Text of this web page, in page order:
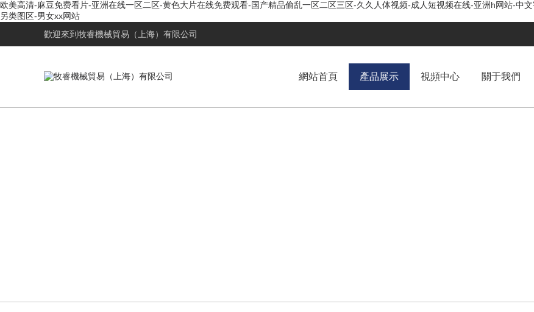
欧美高清-麻豆免费看片-亚洲在线一区二区-黄色大片在线免费观看-国产精品偷乱一区二区三区-久久人体视频-成人短视频在线-亚洲h网站-中
另类图区-男女xx网站
歡迎來到 牧睿機械貿易（上海）有限公司
網站首頁 產品展示 視頻中心 關于我們